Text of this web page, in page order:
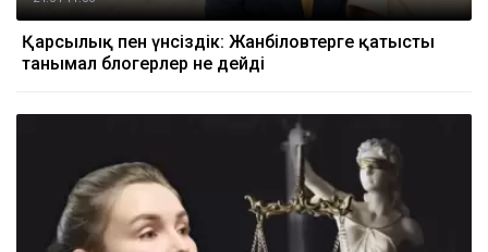
Қарсылық пен үнсіздік: Жанәбіловтерге қатысты
танымал блогерлер не дейді